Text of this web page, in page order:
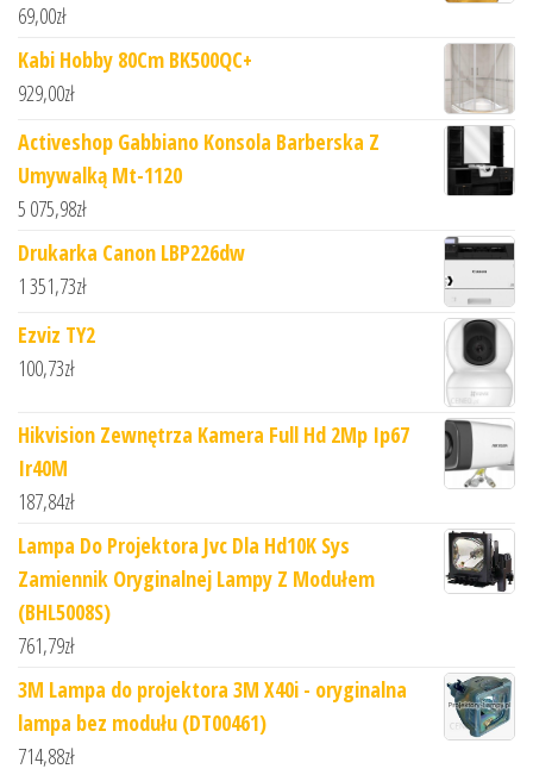
69,00zł
Kabi Hobby 80Cm BK500QC+
929,00zł
Activeshop Gabbiano Konsola Barberska Z
Umywalką Mt-1120
5 075,98zł
Drukarka Canon LBP226dw
1 351,73zł
Ezviz TY2
100,73zł
Hikvision Zewnętrza Kamera Full Hd 2Mp Ip67
Ir40M
187,84zł
Lampa Do Projektora Jvc Dla Hd10K Sys
Zamiennik Oryginalnej Lampy Z Modułem
(BHL5008S)
761,79zł
3M Lampa do projektora 3M X40i - oryginalna
lampa bez modułu (DT00461)
714,88zł